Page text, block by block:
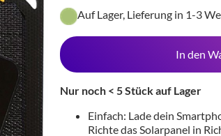
Auf Lager, Lieferung in 1-3
In den
Nur noch < 5 Stück auf Lager
Einfach: Lade dein
Richte das Solarpanel in